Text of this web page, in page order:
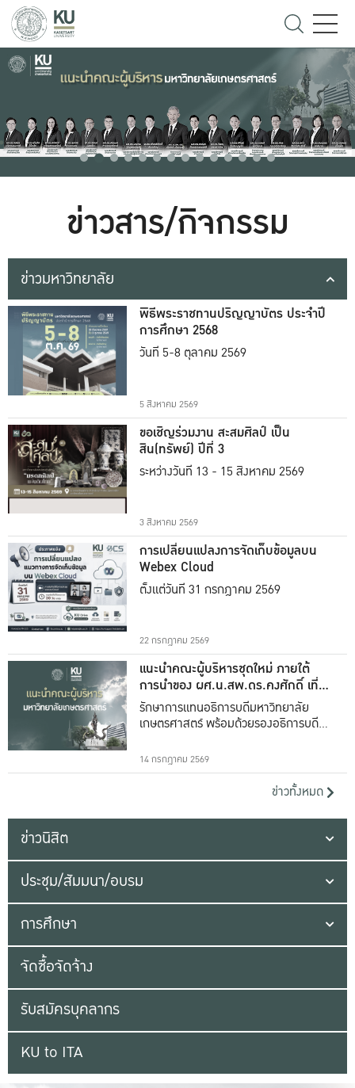
ข่าวสาร/กิจกรรม
ข่าวมหาวิทยาลัย
พิธีพระราชทานปริญญาบัตร ประจำปี
การศึกษา 2568
วันที่ 5-8 ตุลาคม 2569
5 สิงหาคม 2569
ขอเชิญร่วมงาน สะสมศิลป์ เป็น
สิน(ทรัพย์) ปีที่ 3
ระหว่างวันที่ 13 - 15 สิงหาคม 2569
3 สิงหาคม 2569
การเปลี่ยนแปลงการจัดเก็บข้อมูลบน
Webex Cloud
ตั้งแต่วันที่ 31 กรกฎาคม 2569
22 กรกฎาคม 2569
แนะนำคณะผู้บริหารชุดใหม่ ภายใต้
การนำของ ผศ.น.สพ.ดร.คงศักดิ์ เที่ยง
ธรรม
รักษาการแทนอธิการบดีมหาวิทยาลัย
เกษตรศาสตร์ พร้อมด้วยรองอธิการบดีทั้ง
14 กรกฎาคม 2569
ข่าวทั้งหมด
ข่าวนิสิต
ประชุม/สัมมนา/อบรม
การศึกษา
จัดซื้อจัดจ้าง
รับสมัครบุคลากร
KU to ITA